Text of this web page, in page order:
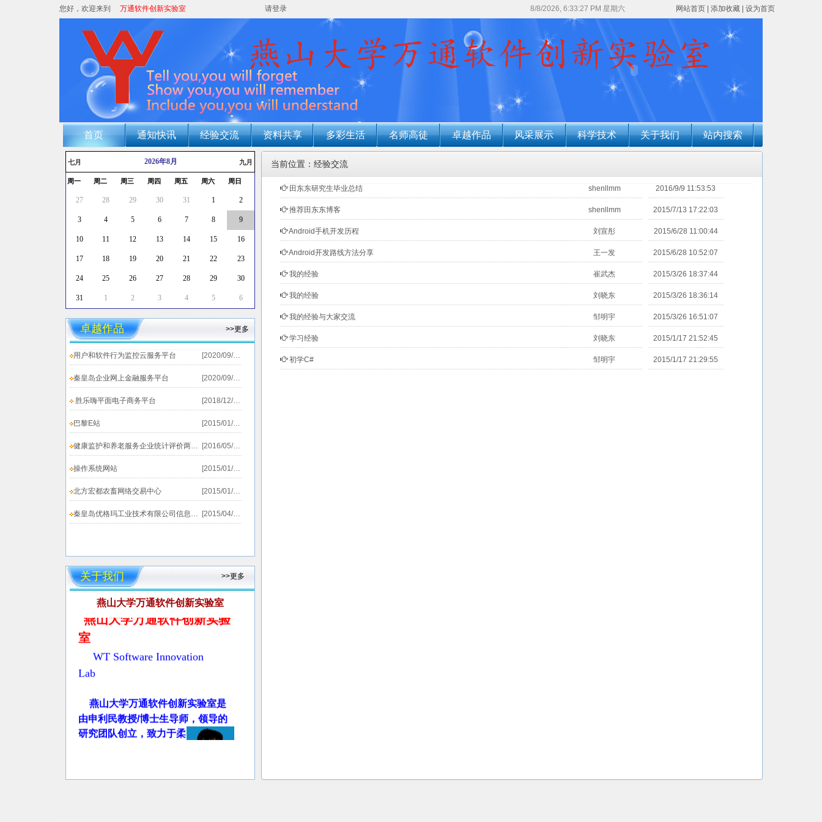
您好，欢迎来到 万通软件创新实验室 请登录 8/8/2026, 6:33:27 PM 星期六 网站首页 添加收藏 设为首页
首页 通知快讯 经验交流 资料共享 多彩生活 名师高徒 卓越作品 风采展示 科学技术 关于我们 站内搜索
七月 2026年8月 九月
周一 周二 周三 周四 周五 周六 周日
27 28 29 30 31 1 2
3 4 5 6 7 8 9
10 11 12 13 14 15 16
17 18 19 20 21 22 23
24 25 26 27 28 29 30
31 1 2 3 4 5 6
卓越作品 >>更多
用户和软件行为监控云服务平台 [2020/09/19]
秦皇岛企业网上金融服务平台 [2020/09/19]
胜乐嗨平面电子商务平台 [2018/12/20]
巴黎E站 [2015/01/25]
健康监护和养老服务企业统计评价两个系统上线测试... [2016/05/31]
操作系统网站 [2015/01/25]
北方宏都农畜网络交易中心 [2015/01/25]
秦皇岛优格玛工业技术有限公司信息发布系统 [2015/04/02]
关于我们 >>更多
燕山大学万通软件创新实验室
燕山大学万通软件创新实验
室
燕山大学万通软件创新实验室是
由申利民教授/博士生导师，领导的
研究团队创立，致力于柔
性软件、企业管理信息
当前位置：经验交流
田东东研究生毕业总结 shenllmm 2016/9/9 11:53:53
推荐田东东博客 shenllmm 2015/7/13 17:22:03
Android手机开发历程 刘宣彤 2015/6/28 11:00:44
Android开发路线方法分享 王一发 2015/6/28 10:52:07
我的经验 崔武杰 2015/3/26 18:37:44
我的经验 刘晓东 2015/3/26 18:36:14
我的经验与大家交流 邹明宇 2015/3/26 16:51:07
学习经验 刘晓东 2015/1/17 21:52:45
初学C# 邹明宇 2015/1/17 21:29:55